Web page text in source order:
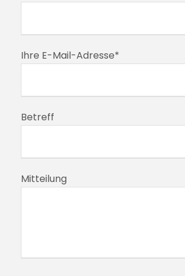
Ihre E-Mail-Adresse*
Betreff
Mitteilung